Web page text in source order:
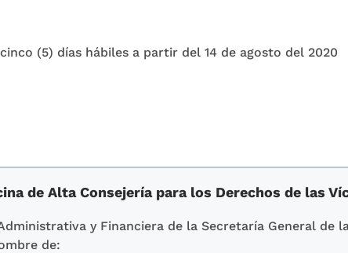
(5) días hábiles a partir del 14 de agosto del 2020
de Alta Consejería para los Derechos de las
y Financiera de la Secretaría General de
de: